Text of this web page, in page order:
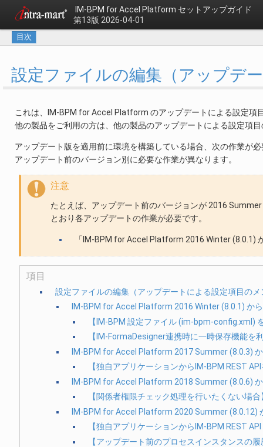
IM-BPM for Accel Platform セットアップガイド
第13版 2026-04-01
目次
設定ファイルの編集（アップデ
これは、IM-BPM for Accel Platform のアップデートによる設定項
他の製品をご利用の方は、他の製品のアップデートによる設定項
アップデート版を適用前に環境を構築している場合、次の作業が
アップデート前のバージョン別に必要な作業が異なります。
注意
たとえば、アップデート前のバージョンが 2016
とおり各アップデートの作業が必要です。
「IM-BPM for Accel Platform 2016 Winter (8.0.1)
項目
設定ファイルの編集（アップデートによる設定項目のメ
IM-BPM for Accel Platform 2016 Winter (8.0.1) か
【IM-BPM 設定ファイル (im-bpm-config.xml)
【IM-FormaDesigner連携時に一時保存機能を
IM-BPM for Accel Platform 2017 Summer (8.0.3)
【独自アプリケーションからIM-BPM REST
IM-BPM for Accel Platform 2018 Summer (8.0.6)
【関係者権限チェック処理を行いたくない場合
IM-BPM for Accel Platform 2020 Summer (8.0.12)
【独自アプリケーションからIM-BPM REST
【アップデート前のプロセスインスタンスの